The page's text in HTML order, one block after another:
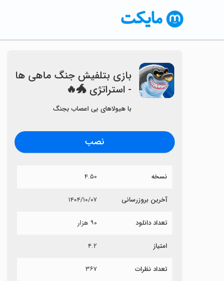
‏‏‏بازی بتلفیش جنگ ماهی ها
- استراتژی 🐲🔥
با هیولاهای بی اعصاب بجنگ
نصب
نسخه ۴.۵۰
آخرین بروزرسانی ۱۴۰۴/۱۰/۰۷
تعداد دانلود ۹۰ هزار
امتیاز ۴.۲
تعداد نظرات ۳۶۷